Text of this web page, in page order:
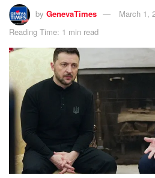
by GenevaTimes
March 1,
Reading Time: 1 min read